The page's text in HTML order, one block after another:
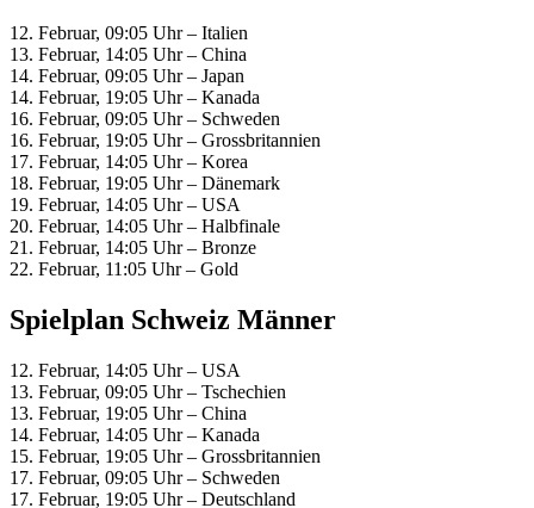
12. Februar, 09:05 Uhr – Italien
13. Februar, 14:05 Uhr – China
14. Februar, 09:05 Uhr – Japan
14. Februar, 19:05 Uhr – Kanada
16. Februar, 09:05 Uhr – Schweden
16. Februar, 19:05 Uhr – Grossbritannien
17. Februar, 14:05 Uhr – Korea
18. Februar, 19:05 Uhr – Dänemark
19. Februar, 14:05 Uhr – USA
20. Februar, 14:05 Uhr – Halbfinale
21. Februar, 14:05 Uhr – Bronze
22. Februar, 11:05 Uhr – Gold
Spielplan Schweiz Männer
12. Februar, 14:05 Uhr – USA
13. Februar, 09:05 Uhr – Tschechien
13. Februar, 19:05 Uhr – China
14. Februar, 14:05 Uhr – Kanada
15. Februar, 19:05 Uhr – Grossbritannien
17. Februar, 09:05 Uhr – Schweden
17. Februar, 19:05 Uhr – Deutschland